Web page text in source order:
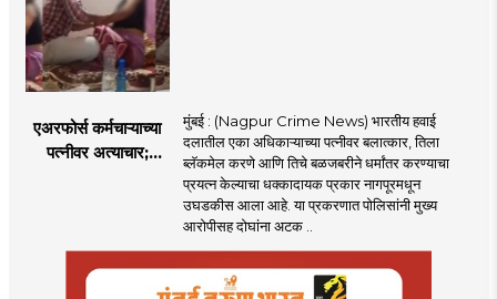
एअरफोर्स कर्मचाऱ्याच्या
पत्नीवर अत्याचार;
मुंबई : (Nagpur Crime News) भारतीय हवाई
दलातील एका अधिकाऱ्याच्या पत्नीवर बलात्कार, तिला
ब्लॅकमेल करणे आणि तिचे बळजबरीने धर्मांतर करण्याचा
प्रयत्न केल्याचा धक्कादायक प्रकार नागपूरमधून
उघडकीस आला आहे. या प्रकरणात पोलिसांनी मुख्य
आरोपीसह दोघांना अटक ..